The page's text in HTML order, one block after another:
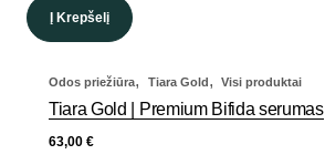
Į Krepšelį
Odos priežiūra, Tiara Gold, Visi produktai
Tiara Gold | Premium Bifida serumas
63,00 €